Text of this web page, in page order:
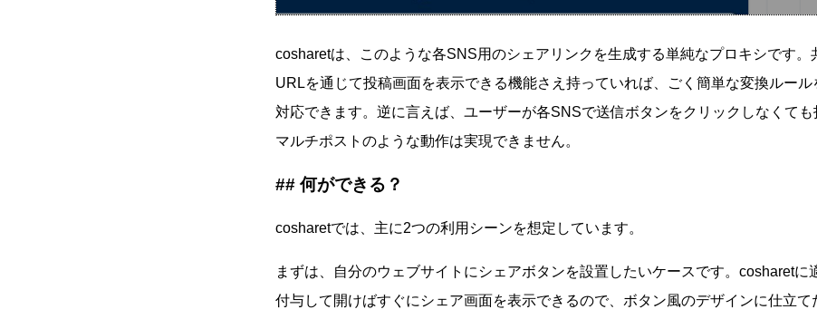
cosharetは、このような各SNS用のシェアリンクを生成する単純なプロキシです。
URLを通じて投稿画面を表示できる機能さえ持っていれば、ごく簡単な変換ルー
対応できます。逆に言えば、ユーザーが各SNSで送信ボタンをクリックしなくても
マルチポストのような動作は実現できません。
何ができる？
cosharetでは、主に2つの利用シーンを想定しています。
まずは、自分のウェブサイトにシェアボタンを設置したいケースです。cosharetに
付与して開けばすぐにシェア画面を表示できるので、ボタン風のデザインに仕立て